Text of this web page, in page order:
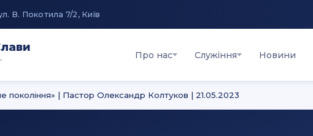
В. Покотила 7/2, Київ
Про нас Служіння Новини
покоління» | Пастор Олександр Колтуков | 21.05.2023